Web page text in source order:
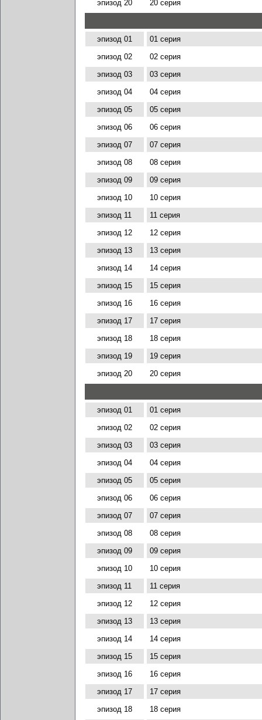
эпизод 20 20 серия
эпизод 01
01 серия
эпизод 02
02 серия
эпизод 03
03 серия
эпизод 04
04 серия
эпизод 05
05 серия
эпизод 06
06 серия
эпизод 07
07 серия
эпизод 08
08 серия
эпизод 09
09 серия
эпизод 10
10 серия
эпизод 11
11 серия
эпизод 12
12 серия
эпизод 13
13 серия
эпизод 14
14 серия
эпизод 15
15 серия
эпизод 16
16 серия
эпизод 17
17 серия
эпизод 18
18 серия
эпизод 19
19 серия
эпизод 20
20 серия
эпизод 01
01 серия
эпизод 02
02 серия
эпизод 03
03 серия
эпизод 04
04 серия
эпизод 05
05 серия
эпизод 06
06 серия
эпизод 07
07 серия
эпизод 08
08 серия
эпизод 09
09 серия
эпизод 10
10 серия
эпизод 11
11 серия
эпизод 12
12 серия
эпизод 13
13 серия
эпизод 14
14 серия
эпизод 15
15 серия
эпизод 16
16 серия
эпизод 17
17 серия
эпизод 18
18 серия